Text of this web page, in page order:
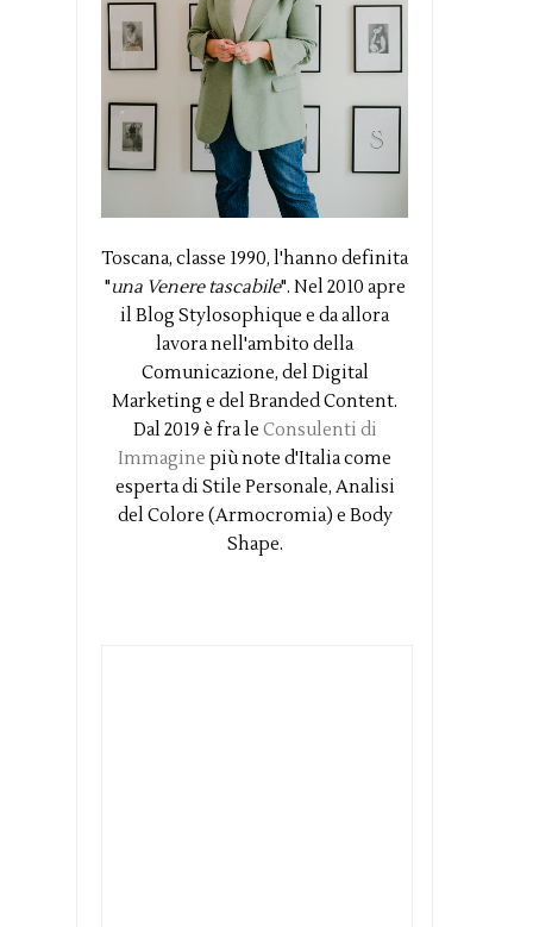
Toscana, classe 1990, l'hanno definita
"una Venere tascabile". Nel 2010 apre
il Blog Stylosophique e da allora
lavora nell'ambito della
Comunicazione, del Digital
Marketing e del Branded Content.
Dal 2019 è fra le Consulenti di
Immagine più note d'Italia come
esperta di Stile Personale, Analisi
del Colore (Armocromia) e Body
Shape.